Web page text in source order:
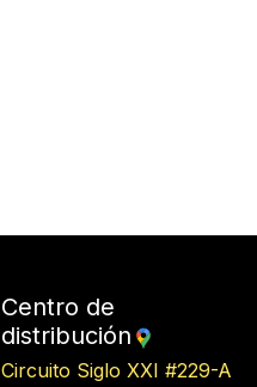
Centro de
distribución
Circuito Siglo XXI #229-A